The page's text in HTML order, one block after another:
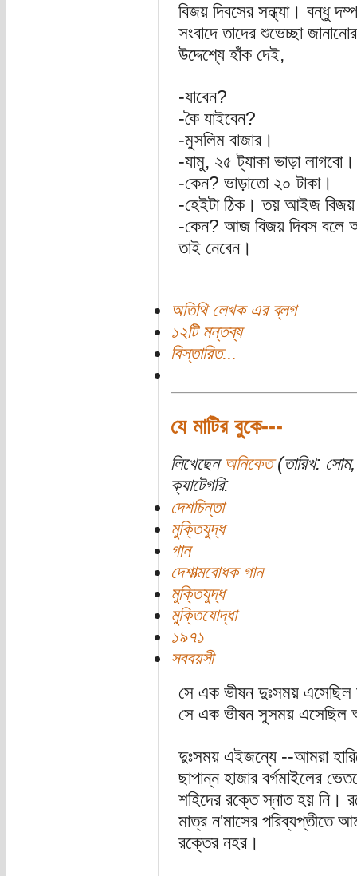
বিজয় দিবসের সন্ধ্যা। বন্ধু
সংবাদে তাদের শুভেচ্ছা
উদ্দেশ্যে হাঁক দেই,
-যাবেন?
-কৈ যাইবেন?
-মুসলিম বাজার।
-যামু, ২৫ ট্যাকা ভাড়া লাগবো।
-কেন? ভাড়াতো ২০ টাকা।
-হেইটা ঠিক। তয় আইজ বিজয়
-কেন? আজ বিজয় দিবস বলে
তাই নেবেন।
অতিথি লেখক এর ব্লগ
১২টি মন্তব্য
বিস্তারিত...
যে মাটির বুকে---
লিখেছেন অনিকেত(তারিখ:
ক্যাটেগরি:
দেশচিন্তা
মুক্তিযুদ্ধ
গান
দেশাত্মবোধক গান
মুক্তিযুদ্ধ
মুক্তিযোদ্ধা
১৯৭১
সববয়সী
সে এক ভীষন দুঃসময় এসেছিল
সে এক ভীষন সুসময় এসেছিল
দুঃসময় এইজন্যে --আমরা
ছাপান্ন হাজার বর্গমাইলের
শহিদের রক্তে স্নাত হয় নি।
মাত্র ন'মাসের পরিব্যপ্তীতে
রক্তের নহর।